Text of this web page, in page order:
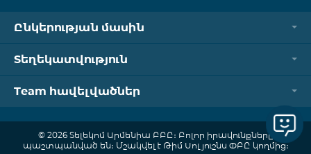
Ընկերության մասին
Տեղեկատվություն
Team հավելվածներ
© 2026 Տելեկոմ Արմենիա ԲԲԸ։ Բոլոր իրավունքները
պաշտպանված են։ Մշակվել է Թիմ Սոլյուշնս ՓԲԸ կողմից։